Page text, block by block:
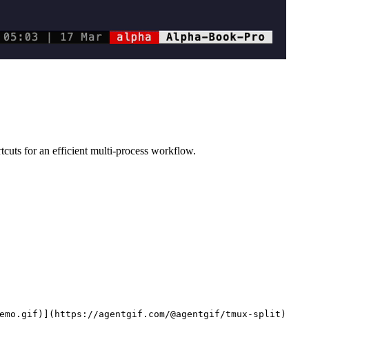
for an efficient multi-process workflow.
agentgif.com/@agentgif/tmux-split)